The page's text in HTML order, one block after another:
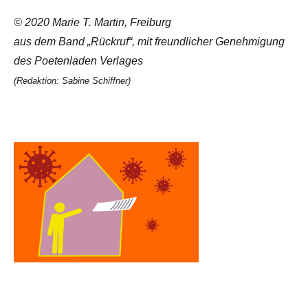
© 2020 Marie T. Martin, Freiburg
aus dem Band „Rückruf“, mit freundlicher Genehmigung
des Poetenladen Verlages
(Redaktion: Sabine Schiffner)